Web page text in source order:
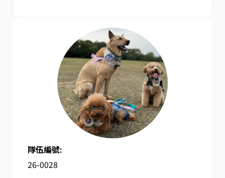
隊伍編號:
26-0028